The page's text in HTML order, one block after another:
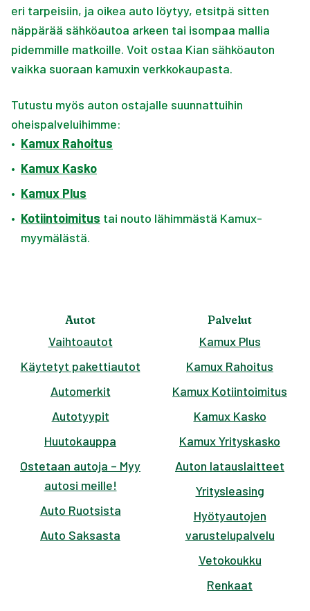
eri tarpeisiin, ja oikea auto löytyy, etsitpä sitten
näppärää sähköautoa arkeen tai isompaa mallia
pidemmille matkoille. Voit ostaa Kian sähköauton
vaikka suoraan kamuxin verkkokaupasta.
Tutustu myös auton ostajalle suunnattuihin
oheispalveluihimme:
• Kamux Rahoitus
• Kamux Kasko
• Kamux Plus
• Kotiintoimitus tai nouto lähimmästä Kamux-
myymälästä.
Autot
Vaihtoautot
Käytetyt pakettiautot
Automerkit
Autotyypit
Huutokauppa
Ostetaan autoja – Myy
autosi meille!
Auto Ruotsista
Auto Saksasta
Palvelut
Kamux Plus
Kamux Rahoitus
Kamux Kotiintoimitus
Kamux Kasko
Kamux Yrityskasko
Auton latauslaitteet
Yritysleasing
Hyötyautojen
varustelupalvelu
Vetokoukku
Renkaat